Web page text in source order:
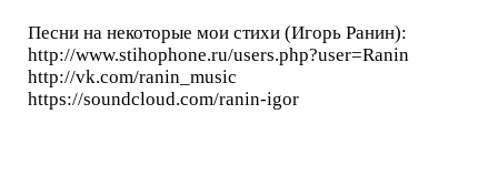
Песни на некоторые мои стихи (Игорь Ранин):
http://www.stihophone.ru/users.php?user=Ranin
http://vk.com/ranin_music
https://soundcloud.com/ranin-igor